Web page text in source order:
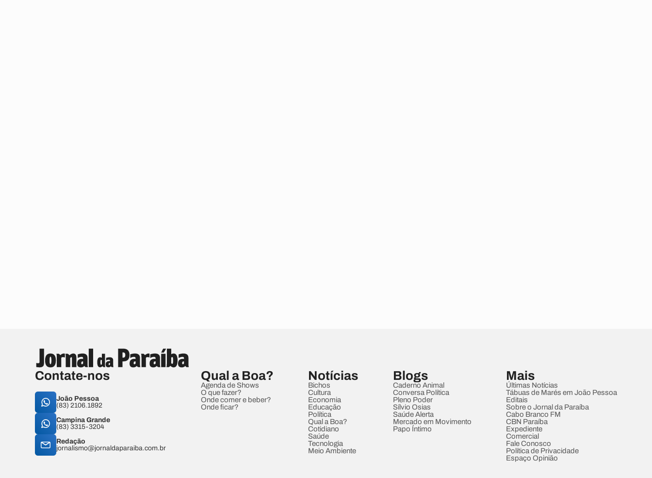
Contate-nos
João Pessoa
(83) 2106.1892
Campina Grande
(83) 3315-3204
Redação
jornalismo@jornaldaparaiba.com.br
Qual a Boa?
Agenda de Shows
O que fazer?
Onde comer e beber?
Onde ficar?
Notícias
Bichos
Cultura
Economia
Educação
Política
Qual a Boa?
Cotidiano
Saúde
Tecnologia
Meio Ambiente
Blogs
Caderno Animal
Conversa Política
Pleno Poder
Sílvio Osias
Saúde Alerta
Mercado em Movimento
Papo Íntimo
Mais
Últimas Notícias
Tábuas de Marés em João Pessoa
Editais
Sobre o Jornal da Paraíba
Cabo Branco FM
CBN Paraíba
Expediente
Comercial
Fale Conosco
Política de Privacidade
Espaço Opinião